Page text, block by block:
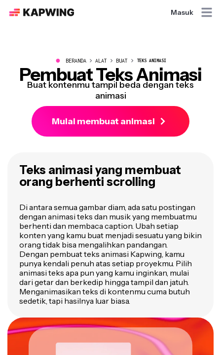
Masuk
● BERANDA ALAT BUAT TEKS ANIMASI
Pembuat Teks Animasi
Buat kontenmu tampil beda dengan teks
animasi
Mulai membuat animasi
Teks animasi yang membuat
orang berhenti scrolling
Di antara semua gambar diam, ada satu postingan
dengan animasi teks dan musik yang membuatmu
berhenti dan membaca caption. Ubah setiap
konten yang kamu buat menjadi sesuatu yang bikin
orang tidak bisa mengalihkan pandangan.
Dengan pembuat teks animasi Kapwing, kamu
punya kendali penuh atas setiap proyekmu. Pilih
animasi teks apa pun yang kamu inginkan, mulai
dari getar dan berkedip hingga tampil dan jatuh.
Menganimasikan teks di kontenmu cuma butuh
sedetik, tapi hasilnya luar biasa.